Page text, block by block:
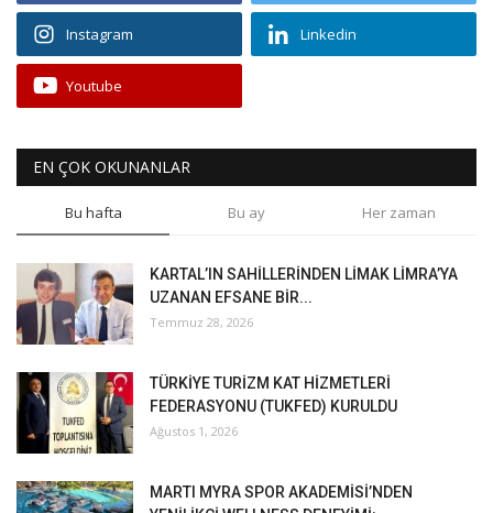
Instagram Linkedin
Youtube
EN ÇOK OKUNANLAR
Bu hafta Bu ay Her zaman
KARTAL’IN SAHİLLERİNDEN LİMAK LİMRA’YA
UZANAN EFSANE BİR...
Temmuz 28, 2026
TÜRKİYE TURİZM KAT HİZMETLERİ
FEDERASYONU (TUKFED) KURULDU
Ağustos 1, 2026
MARTI MYRA SPOR AKADEMİSİ’NDEN